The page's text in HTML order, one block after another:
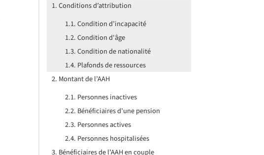
Conditions d’attribution
Condition d’incapacité
Condition d'âge
Condition de nationalité
Plafonds de ressources
Montant de l’AAH
Personnes inactives
Bénéficiaires d’une pension
Personnes actives
Personnes hospitalisées
Bénéficiaires de l’AAH en couple